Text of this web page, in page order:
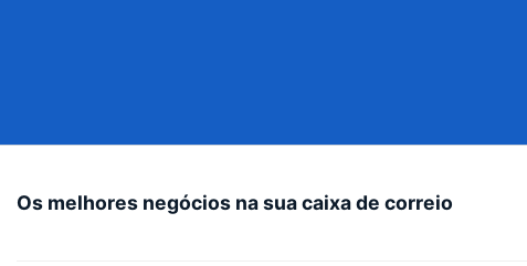
Os melhores negócios na sua caixa de correio